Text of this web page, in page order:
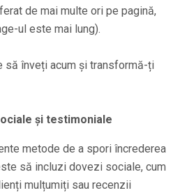
de mai multe ori pe pagină,
ul este mai lung).
să înveți acum și transformă-ți
și testimoniale
metode de a spori încrederea
să incluzi dovezi sociale, cum
mulțumiți sau recenzii